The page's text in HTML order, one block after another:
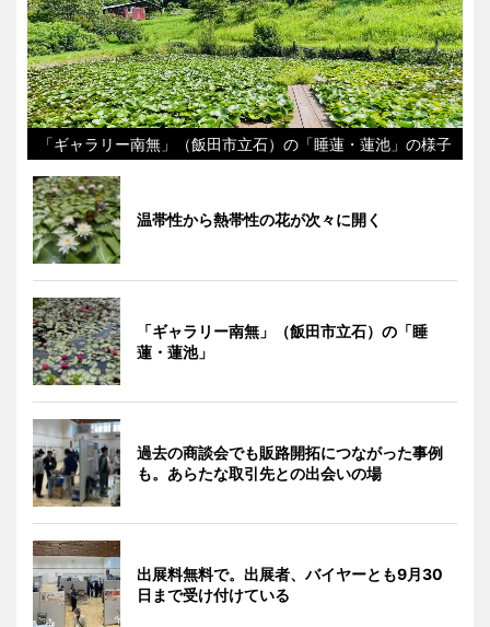
「ギャラリー南無」（飯田市立石）の「睡蓮・蓮池」の様子
温帯性から熱帯性の花が次々に開く
「ギャラリー南無」（飯田市立石）の「睡
蓮・蓮池」
過去の商談会でも販路開拓につながった事例
も。あらたな取引先との出会いの場
出展料無料で。出展者、バイヤーとも9月30
日まで受け付けている